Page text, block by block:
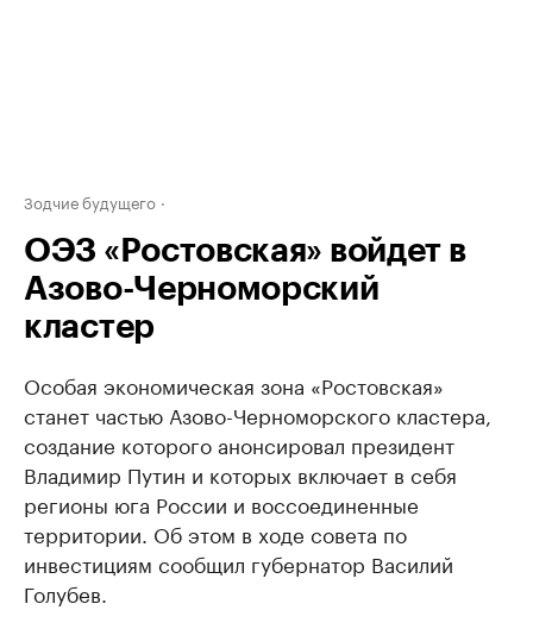
Зодчие будущего
ОЭЗ «Ростовская» войдет в
Азово-Черноморский
кластер
Особая экономическая зона «Ростовская»
станет частью Азово-Черноморского кластера,
создание которого анонсировал президент
Владимир Путин и которых включает в себя
регионы юга России и воссоединенные
территории. Об этом в ходе совета по
инвестициям сообщил губернатор Василий
Голубев.